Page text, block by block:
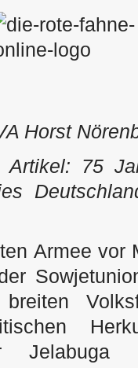
Horst
Artikel: 75
Armee vor